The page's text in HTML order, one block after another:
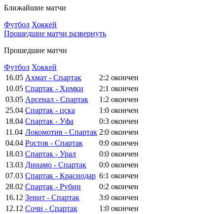
Ближайшие матчи
Футбол Хоккей
Прошедшие матчи развернуть
Прошедшие матчи
Футбол Хоккей
16.05 Ахмат - Спартак 2:2 окончен
10.05 Спартак - Химки 2:1 окончен
03.05 Арсенал - Спартак 1:2 окончен
25.04 Спартак - цска 1:0 окончен
18.04 Спартак - Уфа 0:3 окончен
11.04 Локомотив - Спартак 2:0 окончен
04.04 Ростов - Спартак 0:0 окончен
18.03 Спартак - Урал 0:0 окончен
13.03 Динамо - Спартак 0:0 окончен
07.03 Спартак - Краснодар 6:1 окончен
28.02 Спартак - Рубин 0:2 окончен
16.12 Зенит - Спартак 3:0 окончен
12.12 Сочи - Спартак 1:0 окончен